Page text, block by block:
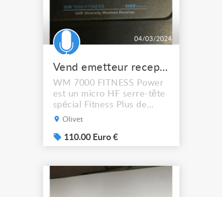
04/03/2024
Vend emetteur recepteur WM 7000 Power
WM 7000 FITNESS Power
est un micro HF serre-tête
spécial Fitness Plus de
boitier pocket ceinture,
au micro serre-tête afin de
permettre une très bonne
pas avoir la contrainte du
boitier pocket difficilement
Olivet
110.00 Euro €